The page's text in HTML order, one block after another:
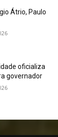
Átrio, Paulo
oficializa
governador